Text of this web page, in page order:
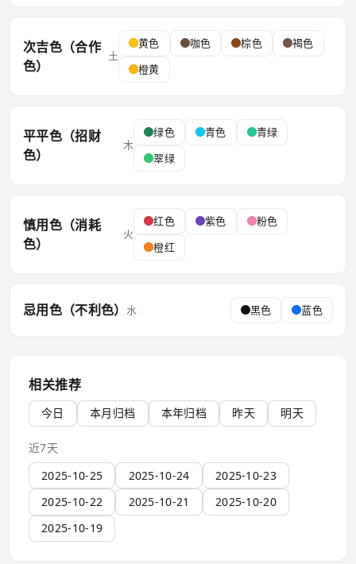
次吉色（合作
色）
土
黄色 咖色 棕色
褐色
橙黄
平平色（招财
色）
木
绿色 青色
青绿
翠绿
慎用色（消耗
色）
火
红色 紫色
粉色
橙红
忌用色（不利色） 水 黑色 蓝色
相关推荐
今日 本月归档 本年归档 昨天 明天
近7天
2025-10-25
2025-10-24
2025-10-23
2025-10-22
2025-10-21
2025-10-20
2025-10-19